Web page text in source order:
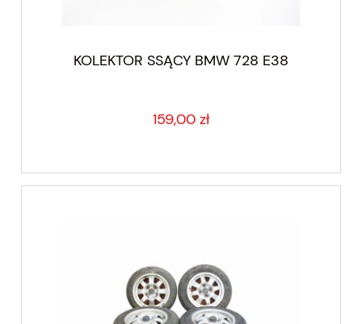
KOLEKTOR SSĄCY BMW 728 E38
159,00 zł